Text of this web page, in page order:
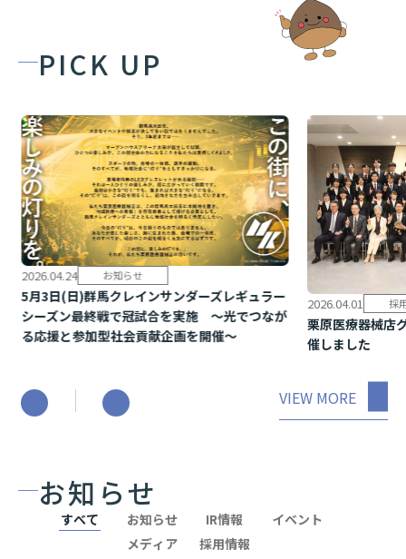
PICK UP
2026.04.24 お知らせ
5月3日(日)群馬クレインサンダーズレギュラー
シーズン最終戦で冠試合を実施 ～光でつなが
る応援と参加型社会貢献企画を開催～
2026.04.01 採
栗原医療器械店
催し ま し た
VIEW MORE
お知らせ
すべて お知らせ IR情報
イベント
メディア
採用情報